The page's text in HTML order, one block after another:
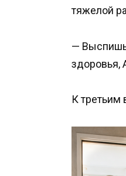
тяжелой
—
здоровья,
К